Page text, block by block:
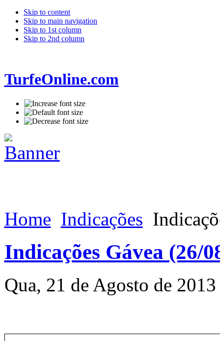
Skip to content
Skip to main navigation
Skip to 1st column
Skip to 2nd column
TurfeOnline.com
Home Indicações
Indicações Gávea (26/
Qua, 21 de Agosto de